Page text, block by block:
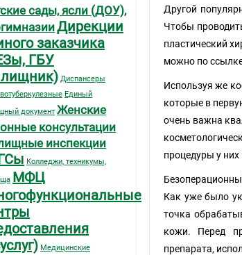
Другой
Чтобы
пластический
можно по
Используя же
которые в
очень важна
процедуры у них
Как уже было
точка
кожи. Перед
препарата,
сады, ясли (ДОУ),
Дирекции
заказчика
ГБУ
Диспансеры
Единый
документ Женские
консультации
инспекции
Колледжи, техникумы,
МФЦ
Медицинские